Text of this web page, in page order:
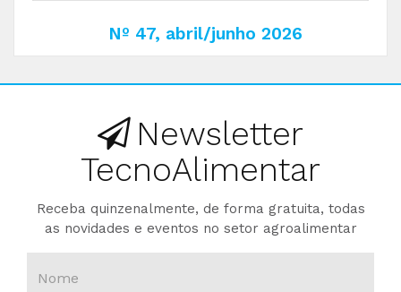
Nº 47, abril/junho 2026
Newsletter
TecnoAlimentar
Receba quinzenalmente, de forma gratuita, todas
as novidades e eventos no setor agroalimentar